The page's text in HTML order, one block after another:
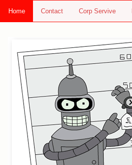
Home Contact Corp Servive